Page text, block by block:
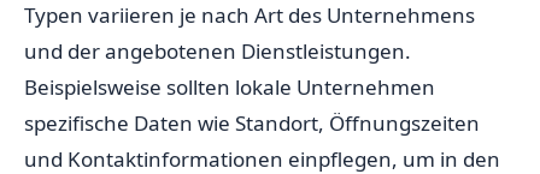
Typen variieren je nach Art des Unternehmens
und der angebotenen Dienstleistungen.
Beispielsweise sollten lokale Unternehmen
spezifische Daten wie Standort, Öffnungszeiten
und Kontaktinformationen einpflegen, um in den